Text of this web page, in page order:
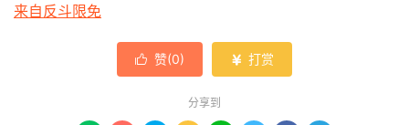
来自反斗限免
 赞(0)  打赏
分享到